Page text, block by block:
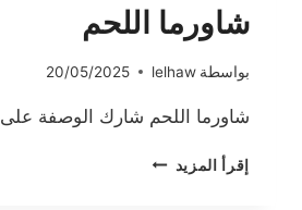
شاورما اللحم
بواسطة lelhaw
20/05/2025
شاورما اللحم شارك الوصفة على
إقرأ المزيد شاورما